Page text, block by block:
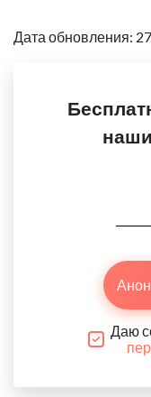
Дата обновления:
Даю